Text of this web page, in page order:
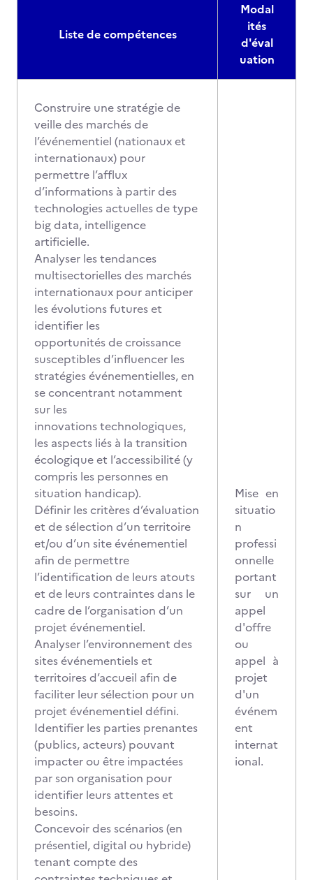
Liste de compétences
Modal
ités
d'éval
uation
Construire une stratégie de
veille des marchés de
l’événementiel (nationaux et
internationaux) pour
permettre l’afflux
d’informations à partir des
technologies actuelles de type
big data, intelligence
artificielle.
Analyser les tendances
multisectorielles des marchés
internationaux pour anticiper
les évolutions futures et
identifier les
opportunités de croissance
susceptibles d’influencer les
stratégies événementielles, en
se concentrant notamment
sur les
innovations technologiques,
les aspects liés à la transition
écologique et l’accessibilité (y
compris les personnes en
situation handicap).
Définir les critères d’évaluation
et de sélection d’un territoire
et/ou d’un site événementiel
afin de permettre
l’identification de leurs atouts
et de leurs contraintes dans le
cadre de l’organisation d’un
projet événementiel.
Analyser l’environnement des
sites événementiels et
territoires d’accueil afin de
faciliter leur sélection pour un
projet événementiel défini.
Identifier les parties prenantes
(publics, acteurs) pouvant
impacter ou être impactées
par son organisation pour
identifier leurs attentes et
besoins.
Concevoir des scénarios (en
présentiel, digital ou hybride)
tenant compte des
Mise en
situatio
n
professi
onnelle
portant
sur un
appel
d'offre
ou
appel à
projet
d'un
événem
ent
internat
ional.